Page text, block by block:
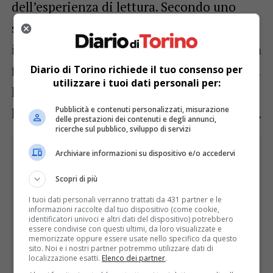
dell’esperienza di lettura. Secondo uno
studio condotto, l’
italiani di audiolibri è anche lettore
. Un
fenomeno che si rivela complementare alla
lettura tradizionale, arricchendo
l’esperienza letteraria in tutte le sue forme.
Diario di Torino richiede il tuo consenso per
utilizzare i tuoi dati personali per:
Pubblicità e contenuti personalizzati, misurazione
delle prestazioni dei contenuti e degli annunci,
ricerche sul pubblico, sviluppo di servizi
Archiviare informazioni su dispositivo e/o accedervi
Scopri di più
I tuoi dati personali verranno trattati da 431 partner e le
informazioni raccolte dal tuo dispositivo (come cookie,
identificatori univoci e altri dati del dispositivo) potrebbero
essere condivise con questi ultimi, da loro visualizzate e
memorizzate oppure essere usate nello specifico da questo
sito. Noi e i nostri partner potremmo utilizzare dati di
localizzazione esatti. Elenco dei partner.